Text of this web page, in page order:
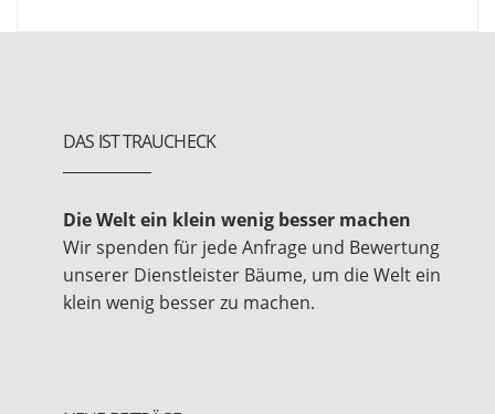
DAS IST TRAUCHECK
Die Welt ein klein wenig besser machen
Wir spenden für jede Anfrage und Bewertung
unserer Dienstleister Bäume, um die Welt ein
klein wenig besser zu machen.